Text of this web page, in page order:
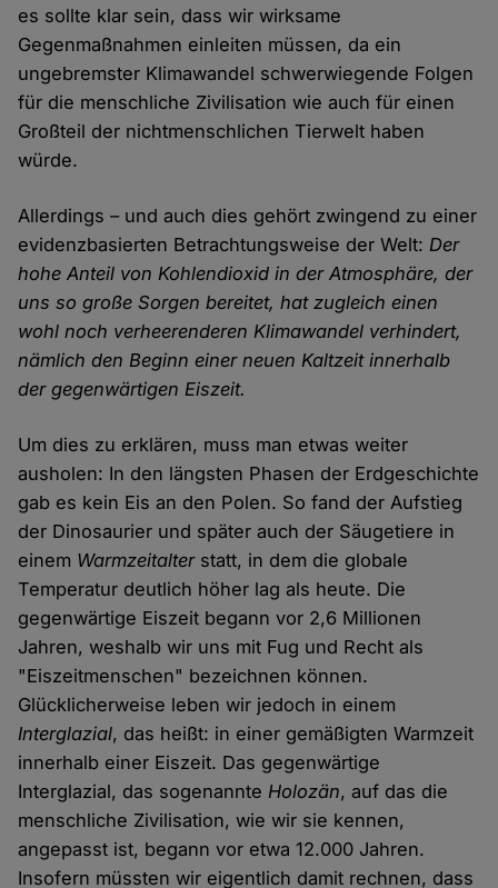
es sollte klar sein, dass wir wirksame
Gegenmaßnahmen einleiten müssen, da ein
ungebremster Klimawandel schwerwiegende Folgen
für die menschliche Zivilisation wie auch für einen
Großteil der nichtmenschlichen Tierwelt haben
würde.
Allerdings – und auch dies gehört zwingend zu einer
evidenzbasierten Betrachtungsweise der Welt:Der
hohe Anteil von Kohlendioxid in der Atmosphäre, der
uns so große Sorgen bereitet, hat zugleich einen
wohl noch verheerenderen Klimawandel verhindert,
nämlich den Beginn einer neuen Kaltzeit innerhalb
der gegenwärtigen Eiszeit.
Um dies zu erklären, muss man etwas weiter
ausholen: In den längsten Phasen der Erdgeschichte
gab es kein Eis an den Polen. So fand der Aufstieg
der Dinosaurier und später auch der Säugetiere in
einem Warmzeitalterstatt, in dem die globale
Temperatur deutlich höher lag als heute. Die
gegenwärtige Eiszeit begann vor 2,6 Millionen
Jahren, weshalb wir uns mit Fug und Recht als
"Eiszeitmenschen" bezeichnen können.
Glücklicherweise leben wir jedoch in einem
Interglazial, das heißt: in einer gemäßigten Warmzeit
innerhalb einer Eiszeit. Das gegenwärtige
Interglazial, das sogenannteHolozän, auf das die
menschliche Zivilisation, wie wir sie kennen,
angepasst ist, begann vor etwa 12.000 Jahren.
Insofern müssten wir eigentlich damit rechnen, dass